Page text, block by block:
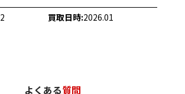
35.5g
参考買取価格
買取日時:2026.01
よくある質問